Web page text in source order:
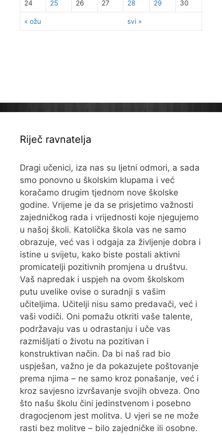
« ožu svi »
24 25 26 27 28 29 30
Riječ ravnatelja
Dragi učenici, iza nas su ljetni odmori, a sada
smo ponovno u školskim klupama i već
koračamo drugim tjednom nove školske
godine. Vrijeme je da se prisjetimo važnosti
zajedničkog rada i vrijednosti koje njegujemo
u našoj školi. Katolička škola vas ne samo
obrazuje, već vas i odgaja za življenje dobra i
istine u svijetu, kako biste postali aktivni
promicatelji pozitivnih promjena u društvu.
Vaš napredak i uspjeh na ovom školskom
putu uvelike ovise o suradnji s vašim
učiteljima. Učitelji nisu samo predavači, već i
vaši vodiči. Oni pomažu otkriti vaše talente,
podržavaju vas u odrastanju i uče vas
razmišljati o životu na pozitivan i
konstruktivan način. Da bi naš rad bio
uspješan, važno je da pokazujete poštovanje
prema njima – ne samo kroz ponašanje, već i
kroz savjesno izvršavanje svojih obveza. Ono
što našu školu čini jedinstvenom i posebno
dragocjenom jest molitva. U vjeri se ne može
rasti bez molitve – bilo zajedničke ili osobne.